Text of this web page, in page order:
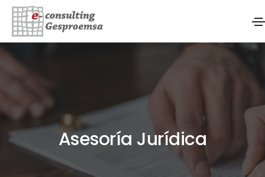
Asesoría Jurídica